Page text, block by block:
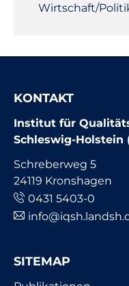
Wirtschaft/
KONTAKT
Institut für
Schleswig-Holstein
Schreberweg 5
24119 Kronshagen
0431 5403-0
SITEMAP